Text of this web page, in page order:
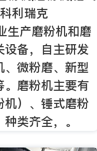
利瑞克
生产磨粉机和磨
设备，自主研发
、微粉磨、新型
。磨粉机主要有
机）、锤式磨粉
类齐全，。